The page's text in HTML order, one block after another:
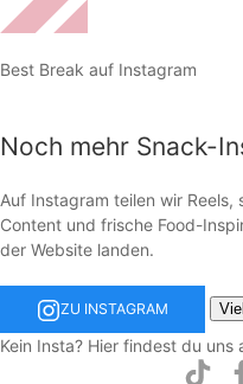
Best Break auf Instagram
Noch mehr Snack-
Auf Instagram teilen wir
Content und frische Food-
der Website landen.
ZU INSTAGRAM
Kein Insta? Hier findest du uns